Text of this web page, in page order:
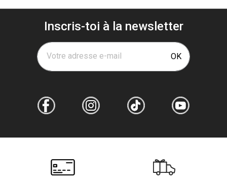
Inscris-toi à la newsletter
Votre adresse e-mail OK